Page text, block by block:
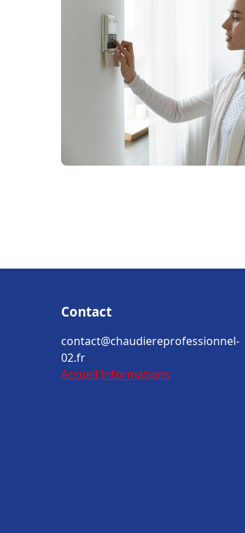
Contact
contact@chaudiereprofessionnel-
02.fr
Accueil Informations